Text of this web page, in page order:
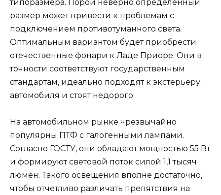
типоразмера. Порой неверно определенный
размер может привести к проблемам с
подключением противотуманного света.
Оптимальным вариантом будет приобрести
отечественные фонари к Ладе Приоре. Они в
точности соответствуют государственным
стандартам, идеально подходят к экстерьеру
автомобиля и стоят недорого.
На автомобильном рынке чрезвычайно
популярны ПТФ с галогенными лампами.
Согласно ГОСТУ, они обладают мощностью 55 Вт
и формируют световой поток силой 1,1 тысяч
люмен. Такого освещения вполне достаточно,
чтобы отчетливо различать препятствия на